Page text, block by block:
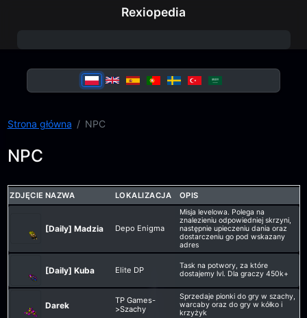
Rexiopedia
Strona główna NPC
NPC
ZDJĘCIE NAZWA LOKALIZACJA OPIS
[Daily] Madzia Depo Enigma
Misja levelowa. Polega na
znalezieniu odpowiedniej skrzyni,
następnie upieczeniu dania oraz
dostarczeniu go pod wskazany
adres
[Daily] Kuba Elite DP
Task na potwory, za które
dostajemy lvl. Dla graczy 450k+
Darek
TP Games-
>Szachy
Sprzedaje pionki do gry w szachy,
warcaby oraz do gry w kółko i
krzyżyk